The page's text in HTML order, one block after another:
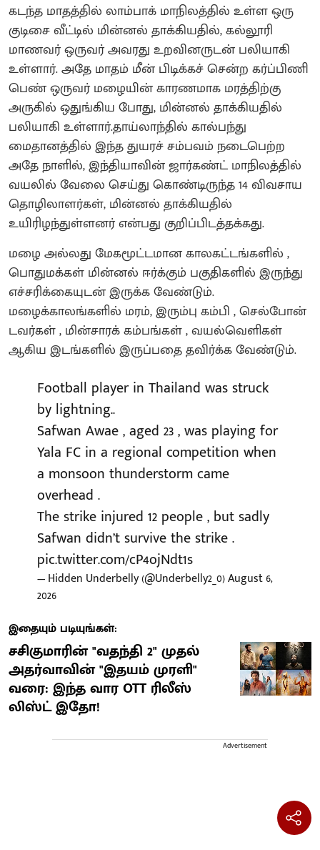
கடந்த மாதத்தில் லாம்பாக் மாநிலத்தில் உள்ள ஒரு
குடிசை வீட்டில் மின்னல் தாக்கியதில், கல்லூரி
மாணவர் ஒருவர் அவரது உறவினருடன் பலியாகி
உள்ளார். அதே மாதம் மீன் பிடிக்கச் சென்ற கர்ப்பிணி
பெண் ஒருவர் மழையின் காரணமாக மரத்திற்கு
அருகில் ஒதுங்கிய போது, மின்னல் தாக்கியதில்
பலியாகி உள்ளார்.​தாய்லாந்தில் கால்பந்து
மைதானத்தில் இந்த துயரச் சம்பவம் நடைபெற்ற
அதே நாளில், இந்தியாவின் ஜார்கண்ட் மாநிலத்தில்
வயலில் வேலை செய்து கொண்டிருந்த 14 விவசாய
தொழிலாளர்கள், மின்னல் தாக்கியதில்
உயிரிழந்துள்ளனர் என்பது குறிப்பிடத்தக்கது.
மழை அல்லது மேகமூட்டமான காலகட்டங்களில் ,
பொதுமக்கள் மின்னல் ஈர்க்கும் பகுதிகளில் இருந்து
எச்சரிக்கையுடன் இருக்க வேண்டும்.
மழைக்காலங்களில் மரம், இரும்பு கம்பி , செல்போன்
டவர்கள் , மின்சாரக் கம்பங்கள் , வயல்வெளிகள்
ஆகிய இடங்களில் இருப்பதை தவிர்க்க வேண்டும்.
Football player in Thailand was struck
by lightning..
Safwan Awae , aged 23 , was playing for
Yala FC in a regional competition when
a monsoon thunderstorm came
overhead .
The strike injured 12 people , but sadly
Safwan didn’t survive the strike .
pic.twitter.com/cP4ojNdt1s
— Hidden Underbelly (@Underbelly2_0)August 6,
2026
இதையும் படியுங்கள்:
சசிகுமாரின் "வதந்தி 2" முதல்
அதர்வாவின் "இதயம் முரளி"
வரை: இந்த வார OTT ரிலீஸ்
லிஸ்ட் இதோ!
Advertisement